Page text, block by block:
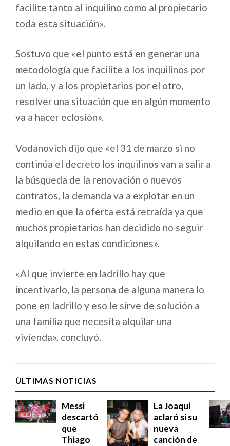
facilite tanto al inquilino como al propietario
toda esta situación».
Sostuvo que «el punto está en generar una
metodología que facilite a los inquilinos por
un lado, y a los propietarios por el otro,
resolver una situación que en algún momento
va a hacer eclosión».
Vodanovich dijo que «el 31 de marzo si no
continúa el decreto los inquilinos van a salir a
la búsqueda de la renovación o nuevos
contratos, la demanda va a explotar en un
medio en que la oferta está retraída ya que
muchos propietarios han decidido no seguir
alquilando en estas condiciones».
«Al que invierte en ladrillo hay que
incentivarlo, la persona de alguna manera lo
pone en ladrillo y eso le sirve de solución a
una familia que necesita alquilar una
vivienda», concluyó.
ÚLTIMAS NOTICIAS
Messi
descartó
que
Thiago
La Joaqui
aclaró si su
nueva
canción de